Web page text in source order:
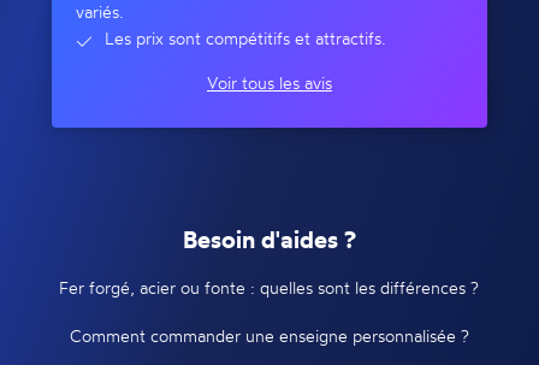
variés.
Les prix sont compétitifs et attractifs.
Voir tous les avis
Besoin d'aides ?
Fer forgé, acier ou fonte : quelles sont les différences ?
Comment commander une enseigne personnalisée ?